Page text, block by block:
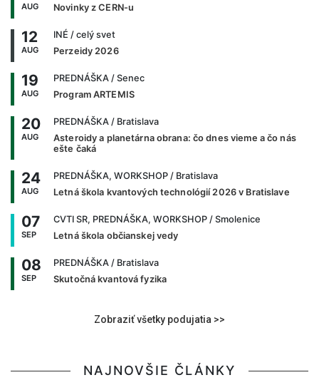
AUG
Novinky z CERN-u
12
AUG
INÉ / celý svet
Perzeidy 2026
19
AUG
PREDNÁŠKA / Senec
Program ARTEMIS
20
AUG
PREDNÁŠKA / Bratislava
Asteroidy a planetárna obrana: čo dnes vieme a čo nás
ešte čaká
24
AUG
PREDNÁŠKA, WORKSHOP / Bratislava
Letná škola kvantových technológií 2026 v Bratislave
07
SEP
CVTI SR, PREDNÁŠKA, WORKSHOP / Smolenice
Letná škola občianskej vedy
08
SEP
PREDNÁŠKA / Bratislava
Skutočná kvantová fyzika
Zobraziť všetky podujatia >>
NAJNOVŠIE ČLÁNKY